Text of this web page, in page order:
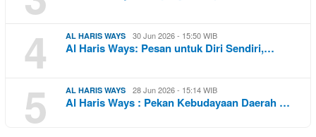
4 AL HARIS WAYS 30 Jun 2026 - 15:50 WIB
Al Haris Ways: Pesan untuk Diri Sendiri,…
5 AL HARIS WAYS 28 Jun 2026 - 15:14 WIB
Al Haris Ways : Pekan Kebudayaan Daerah …